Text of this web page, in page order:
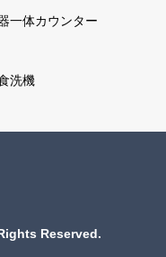
一体カウンター
洗機
Reserved.